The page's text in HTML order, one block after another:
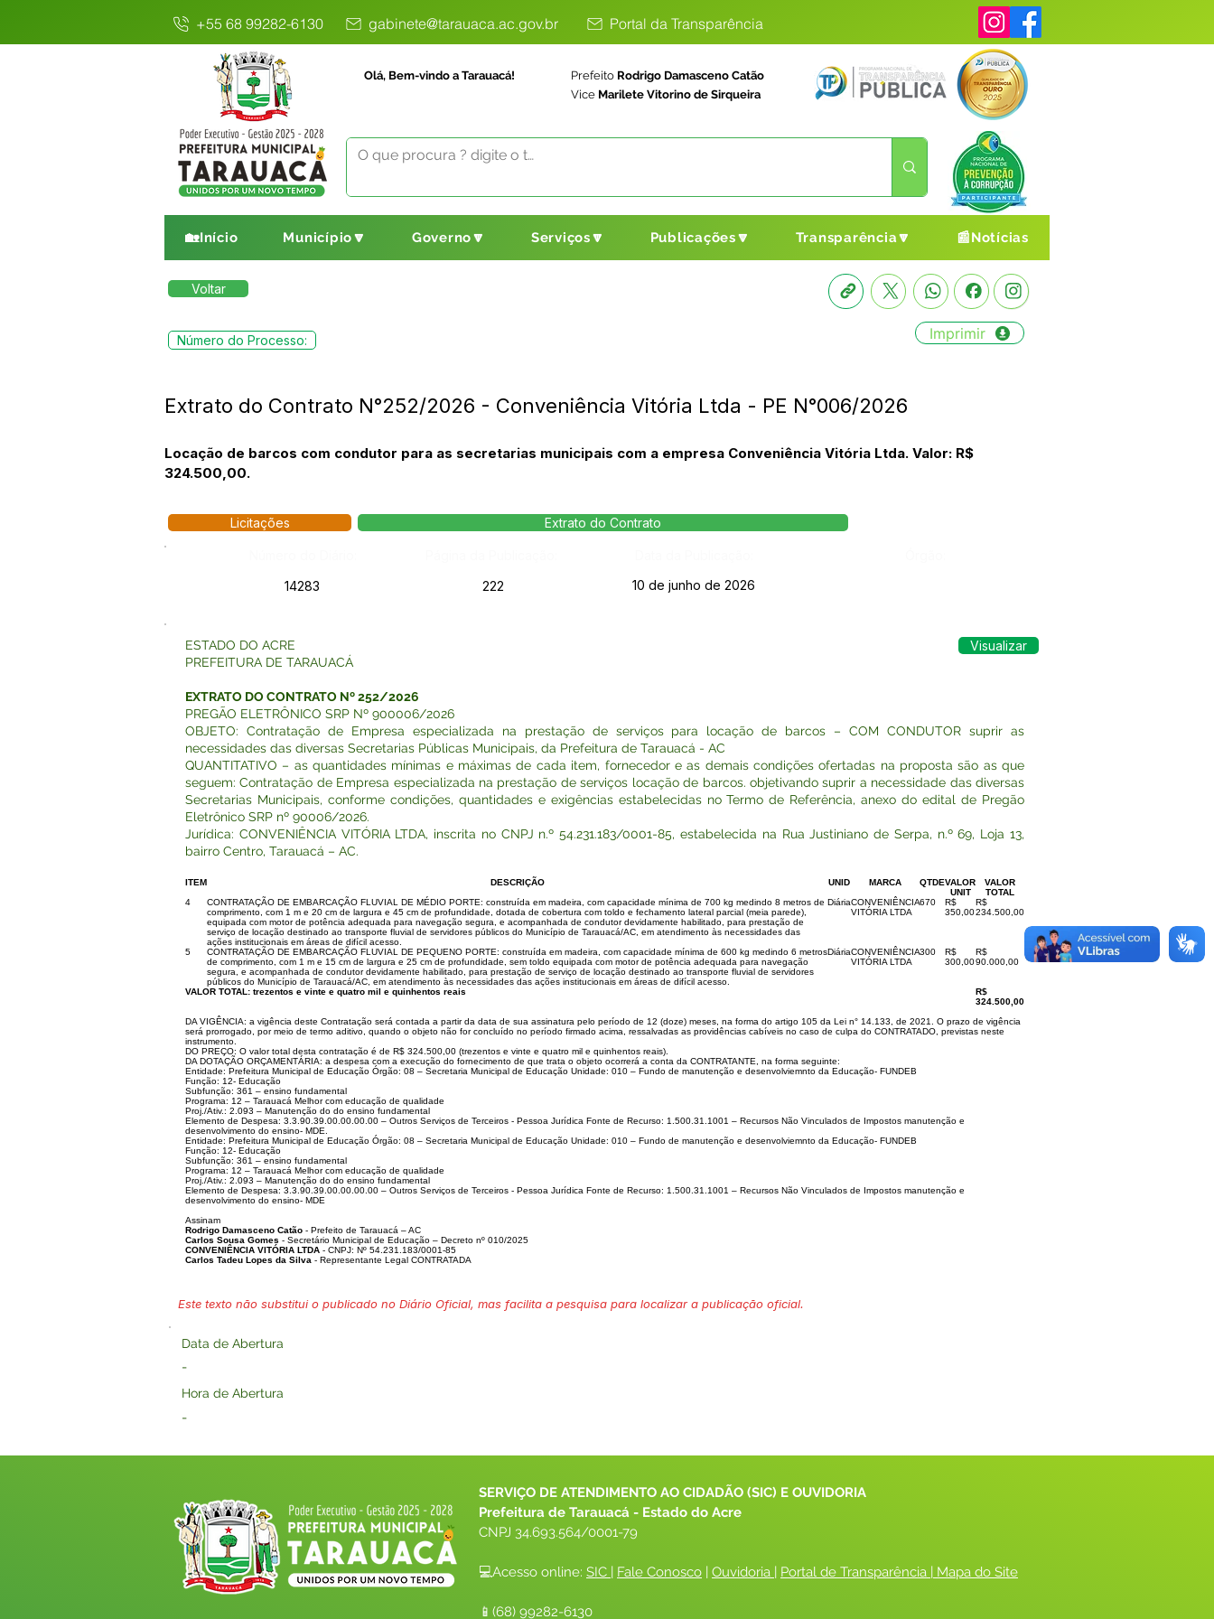
+55 68 99282-6130 gabinete@tarauaca.ac.gov.br Portal da Transparência
Olá, Bem-vindo a Tarauacá! Prefeito Rodrigo Damasceno Catão
Vice Marilete Vitorino de Sirqueira
🏡Início Município🔽 Governo🔽 Serviços🔽 Publicações🔽 Transparência🔽 📰Notícias
Voltar
Número do Processo: Imprimir
Extrato do Contrato N°252/2026 - Conveniência Vitória Ltda - PE N°006/2026
Locação de barcos com condutor para as secretarias municipais com a empresa Conveniência Vitória Ltda. Valor: R$
324.500,00.
Licitações Extrato do Contrato
14283
222 10 de junho de 2026
ESTADO DO ACRE
PREFEITURA DE TARAUACÁ
EXTRATO DO CONTRATO Nº 252/2026
PREGÃO ELETRÔNICO SRP Nº 900006/2026
OBJETO: Contratação de Empresa especializada na prestação de serviços para locação de barcos – COM CONDUTOR suprir as
necessidades das diversas Secretarias Públicas Municipais, da Prefeitura de Tarauacá - AC
QUANTITATIVO – as quantidades mínimas e máximas de cada item, fornecedor e as demais condições ofertadas na proposta são as que
seguem: Contratação de Empresa especializada na prestação de serviços locação de barcos. objetivando suprir a necessidade das diversas
Secretarias Municipais, conforme condições, quantidades e exigências estabelecidas no Termo de Referência, anexo do edital de Pregão
Eletrônico SRP nº 90006/2026.
Jurídica: CONVENIÊNCIA VITÓRIA LTDA, inscrita no CNPJ n.º 54.231.183/0001-85, estabelecida na Rua Justiniano de Serpa, n.º 69, Loja 13,
bairro Centro, Tarauacá – AC.
ITEM DESCRIÇÃO UNID MARCA QTDEVALOR
UNIT
VALOR
TOTAL
4
CONTRATAÇÃO DE EMBARCAÇÃO FLUVIAL DE MÉDIO PORTE: construída em madeira, com capacidade mínima de 700 kg medindo 8 metros de
comprimento, com 1 m e 20 cm de largura e 45 cm de profundidade, dotada de cobertura com toldo e fechamento lateral parcial (meia parede),
equipada com motor de potência adequada para navegação segura, e acompanhada de condutor devidamente habilitado, para prestação de
serviço de locação destinado ao transporte fluvial de servidores públicos do Município de Tarauacá/AC, em atendimento às necessidades das
ações institucionais em áreas de difícil acesso.
DiáriaCONVENIÊNCIA
VITÓRIA LTDA
670
R$
350,00
R$
234.500,00
5
CONTRATAÇÃO DE EMBARCAÇÃO FLUVIAL DE PEQUENO PORTE: construída em madeira, com capacidade mínima de 600 kg medindo 6 metros
de comprimento, com 1 m e 15 cm de largura e 25 cm de profundidade, sem toldo equipada com motor de potência adequada para navegação
segura, e acompanhada de condutor devidamente habilitado, para prestação de serviço de locação destinado ao transporte fluvial de servidores
públicos do Município de Tarauacá/AC, em atendimento às necessidades das ações institucionais em áreas de difícil acesso.
DiáriaCONVENIÊNCIA
VITÓRIA LTDA
300
R$
300,00
R$
90.000,00
VALOR TOTAL: trezentos e vinte e quatro mil e quinhentos reais
R$
324.500,00
DA VIGÊNCIA: a vigência deste Contratação será contada a partir da data de sua assinatura pelo período de 12 (doze) meses, na forma do artigo 105 da Lei n° 14.133, de 2021. O prazo de vigência
será prorrogado, por meio de termo aditivo, quando o objeto não for concluído no período firmado acima, ressalvadas as providências cabíveis no caso de culpa do CONTRATADO, previstas neste
instrumento.
DO PREÇO: O valor total desta contratação é de R$ 324.500,00 (trezentos e vinte e quatro mil e quinhentos reais).
DA DOTAÇÃO ORÇAMENTÁRIA: a despesa com a execução do fornecimento de que trata o objeto ocorrerá a conta da CONTRATANTE, na forma seguinte:
Entidade: Prefeitura Municipal de Educação Órgão: 08 – Secretaria Municipal de Educação Unidade: 010 – Fundo de manutenção e desenvolviemnto da Educação- FUNDEB
Função: 12- Educação
Subfunção: 361 – ensino fundamental
Programa: 12 – Tarauacá Melhor com educação de qualidade
Proj./Ativ.: 2.093 – Manutenção do do ensino fundamental
Elemento de Despesa: 3.3.90.39.00.00.00.00 – Outros Serviços de Terceiros - Pessoa Jurídica Fonte de Recurso: 1.500.31.1001 – Recursos Não Vinculados de Impostos manutenção e
desenvolvimento do ensino- MDE.
Entidade: Prefeitura Municipal de Educação Órgão: 08 – Secretaria Municipal de Educação Unidade: 010 – Fundo de manutenção e desenvolviemnto da Educação- FUNDEB
Função: 12- Educação
Subfunção: 361 – ensino fundamental
Programa: 12 – Tarauacá Melhor com educação de qualidade
Proj./Ativ.: 2.093 – Manutenção do do ensino fundamental
Elemento de Despesa: 3.3.90.39.00.00.00.00 – Outros Serviços de Terceiros - Pessoa Jurídica Fonte de Recurso: 1.500.31.1001 – Recursos Não Vinculados de Impostos manutenção e
desenvolvimento do ensino- MDE
Assinam
Rodrigo Damasceno Catão - Prefeito de Tarauacá – AC
Carlos Sousa Gomes - Secretário Municipal de Educação – Decreto nº 010/2025
CONVENIÊNCIA VITÓRIA LTDA - CNPJ: Nº 54.231.183/0001-85
Carlos Tadeu Lopes da Silva - Representante Legal CONTRATADA
Visualizar
Este texto não substitui o publicado no Diário Oficial, mas facilita a pesquisa para localizar a publicação oficial.
Data de Abertura
-
Hora de Abertura
-
SERVIÇO DE ATENDIMENTO AO CIDADÃO (SIC) E OUVIDORIA
Prefeitura de Tarauacá - Estado do Acre
CNPJ 34.693.564/0001-79
💻Acesso online: SIC | Fale Conosco | Ouvidoria | Portal de Transparência | Mapa do Site
📱(68) 99282-6130